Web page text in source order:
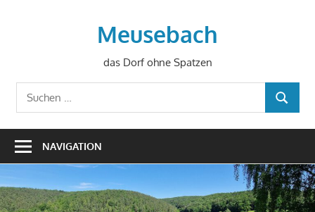
Meusebach
das Dorf ohne Spatzen
Suchen
nach:
SUCHEN
NAVIGATION